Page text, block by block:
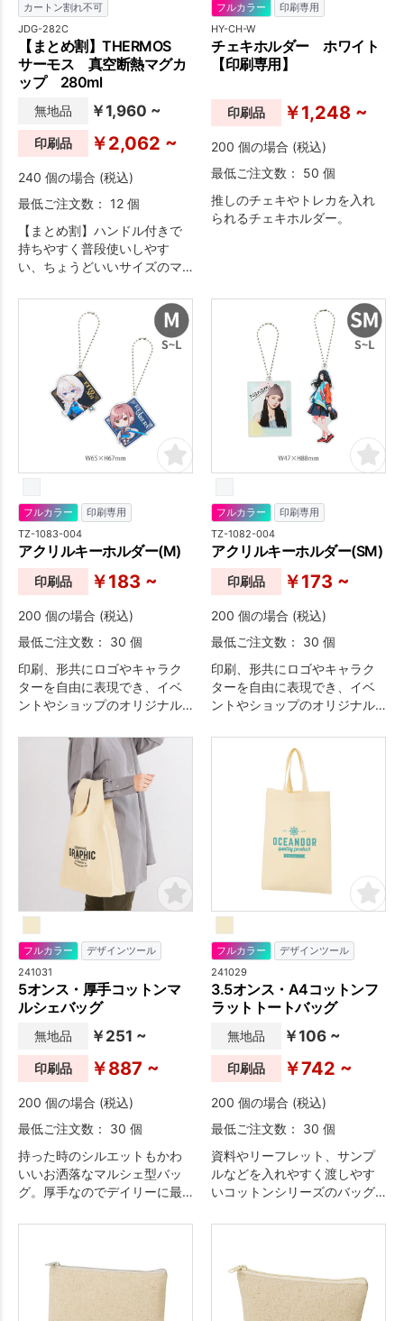
カートン割れ不可
JDG-282C
【まとめ割】THERMOS
サーモス 真空断熱マグカ
ップ 280ml
無地品 ￥1,960 ~
印刷品 ￥2,062 ~
240 個の場合 (税込)
最低ご注文数： 12 個
【まとめ割】ハンドル付きで
持ちやすく普段使いしやす
い、ちょうどいいサイズのマ
魔法びん構造なので、冷た
さ・温かさも長持ち。フタが
ほこりを防いでくれるので衛
生面も安心です。
フルカラー 印刷専用
HY-CH-W
チェキホルダー ホワイト
【印刷専用】
印刷品 ￥1,248 ~
200 個の場合 (税込)
最低ご注文数： 50 個
推しのチェキやトレカを入れ
られるチェキホルダー。
フルカラー 印刷専用
TZ-1083-004
アクリルキーホルダー(M)
印刷品 ￥183 ~
200 個の場合 (税込)
最低ご注文数： 30 個
印刷、形共にロゴやキャラク
ターを自由に表現でき、イベ
ントやショップのオリジナル
人気のアクリルキーホルダ
フルカラー 印刷専用
TZ-1082-004
アクリルキーホルダー(SM)
印刷品 ￥173 ~
200 個の場合 (税込)
最低ご注文数： 30 個
印刷、形共にロゴやキャラク
ターを自由に表現でき、イベ
ントやショップのオリジナル
人気のアクリルキーホルダ
フルカラー デザインツール
241031
5オンス・厚手コットンマ
ルシェバッグ
無地品 ￥251 ~
印刷品 ￥887 ~
200 個の場合 (税込)
最低ご注文数： 30 個
持った時のシルエットもかわ
いいお洒落なマルシェ型バッ
グ。厚手なのでデイリーに最
わず様々なイベントやセミナ
バッグ類。ひと目で分かるお
しゃれなデザインや素材の良
さ、優れた利便性でオリジナ
ル性のあるプロモーション効
フルカラー デザインツール
241029
3.5オンス・A4コットンフ
ラットトートバッグ
無地品 ￥106 ~
印刷品 ￥742 ~
200 個の場合 (税込)
最低ご注文数： 30 個
資料やリーフレット、サンプ
ルなどを入れやすく渡しやす
いコットンシリーズのバッグ
で名入れも際立ちプロモーシ
も丈夫さも兼ね備えた3.5オン
ス生地は、比較的リーズナブ
ルな分、汎用性の高い販促品
です。